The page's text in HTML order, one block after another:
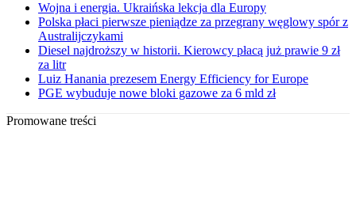
Wojna i energia. Ukraińska lekcja dla Europy
Polska płaci pierwsze pieniądze za przegrany węglowy spór z
Australijczykami
Diesel najdroższy w historii. Kierowcy płacą już prawie 9 zł
za litr
Luiz Hanania prezesem Energy Efficiency for Europe
PGE wybuduje nowe bloki gazowe za 6 mld zł
Promowane treści